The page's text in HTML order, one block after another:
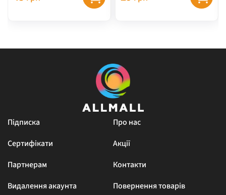
Підписка
Про нас
Сертифікати
Акції
Партнерам
Контакти
Видалення акаунта
Повернення товарів